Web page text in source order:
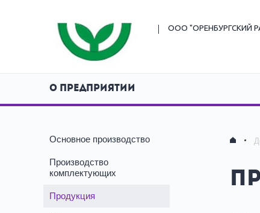
ООО "ОРЕНБУРГСКИЙ
О ПРЕДПРИЯТИИ
Основное производство
Производство
комплектующих
Продукция